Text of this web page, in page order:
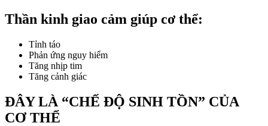
Thần kinh giao cảm giúp cơ thể:
Tỉnh táo
Phản ứng nguy hiểm
Tăng nhịp tim
Tăng cảnh giác
ĐÂY LÀ “CHẾ ĐỘ SINH TỒN” CỦA
CƠ THỂ